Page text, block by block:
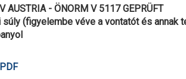
AUSTRIA - ÖNORM V 5117 GEPRÜFT
súly (figyelembe véve a vontatót és annak